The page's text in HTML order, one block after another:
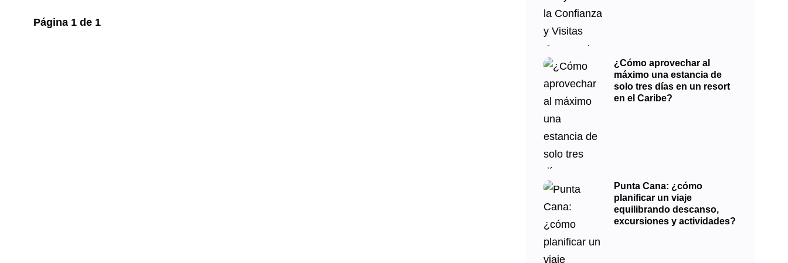
Página 1 de 1
¿Cómo aprovechar al
máximo una estancia de
solo tres días en un resort
en el Caribe?
Punta Cana: ¿cómo
planificar un viaje
equilibrando descanso,
excursiones y actividades?